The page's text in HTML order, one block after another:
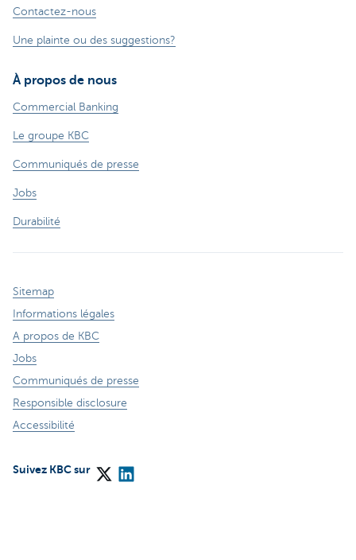
Contactez-nous
Une plainte ou des suggestions?
À propos de nous
Commercial Banking
Le groupe KBC
Communiqués de presse
Jobs
Durabilité
Sitemap
Informations légales
A propos de KBC
Jobs
Communiqués de presse
Responsible disclosure
Accessibilité
Suivez KBC sur